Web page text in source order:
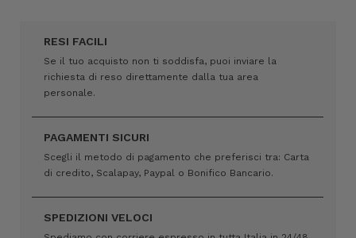
RESI FACILI
Se il tuo acquisto non ti soddisfa, puoi inviare la
richiesta di reso direttamente dalla tua area
personale.
PAGAMENTI SICURI
Scegli il metodo di pagamento che preferisci tra: Carta
di credito, Scalapay, Paypal o Bonifico Bancario.
SPEDIZIONI VELOCI